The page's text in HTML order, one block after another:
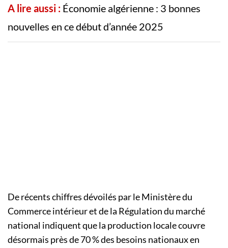
A lire aussi : Économie algérienne : 3 bonnes
nouvelles en ce début d’année 2025
De récents chiffres dévoilés par le Ministère du
Commerce intérieur et de la Régulation du marché
national indiquent que la production locale couvre
désormais près de 70 % des besoins nationaux en